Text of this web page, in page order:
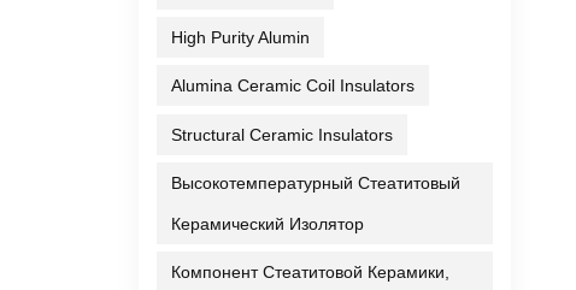
High Purity Alumin
Alumina Ceramic Coil Insulators
Structural Ceramic Insulators
Высокотемпературный Стеатитовый
Керамический Изолятор
Компонент Стеатитовой Керамики,